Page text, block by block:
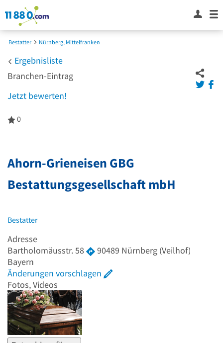
Bestatter
Nürnberg, Mittelfranken
Ahorn-Grieneisen GBG Bestattungsgesellschaft mbH
Ergebnisliste
Branchen-Eintrag
Jetzt bewerten!
0
0
Ahorn-Grieneisen GBG
Bestattungsgesellschaft mbH
Bestatter
Adresse
Bartholomäusstr. 58
90489 Nürnberg (Veilhof)
Bayern
Änderungen vorschlagen
Fotos, Videos